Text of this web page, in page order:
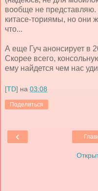
вообще не представляю.
китасе-ториямы, но они
что...
А еще Гуч анонсирует в
Скорее всего,
ему найдется чем нас
[TD] на 03:08
Поделиться
‹